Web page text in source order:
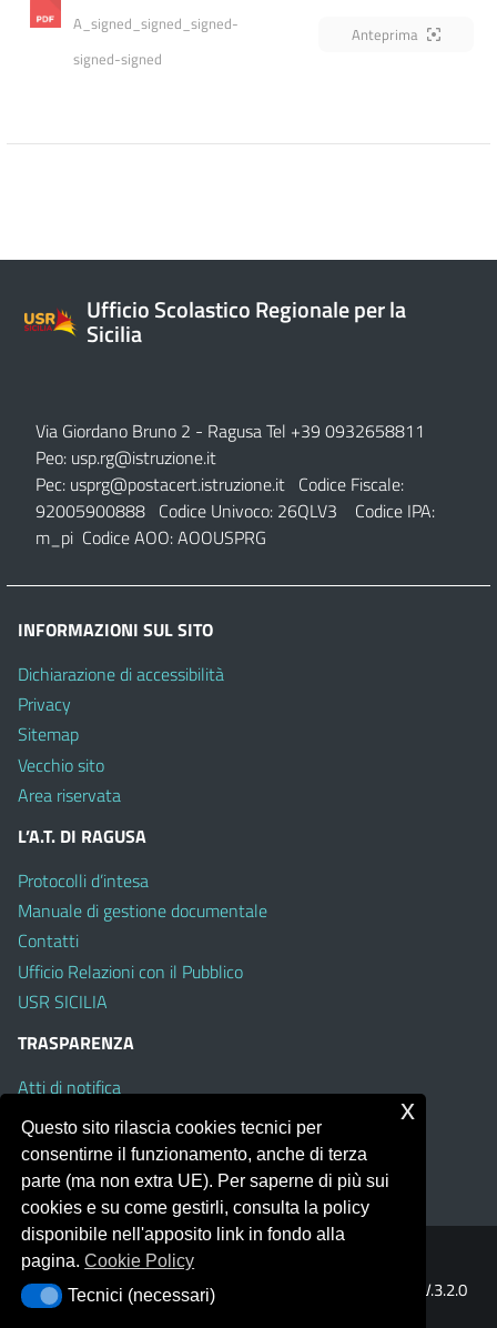
A_signed_signed_signed-
signed-signed
Anteprima
Ufficio Scolastico Regionale per la
Sicilia
Via Giordano Bruno 2 - Ragusa Tel +39 0932658811
Peo: usp.rg@istruzione.it
Pec: usprg@postacert.istruzione.it Codice Fiscale:
92005900888 Codice Univoco: 26QLV3 Codice IPA:
m_pi Codice AOO: AOOUSPRG
INFORMAZIONI SUL SITO
Dichiarazione di accessibilità
Privacy
Sitemap
Vecchio sito
Area riservata
L’A.T. DI RAGUSA
Protocolli d’intesa
Manuale di gestione documentale
Contatti
Ufficio Relazioni con il Pubblico
USR SICILIA
TRASPARENZA
Atti di notifica
Albo on line
Amministrazione Trasparente
Obiettivi di Accessibilità
Portale realizzato con la piattaforma
Template Italia configurato sul tema accessibile
V.3.2.0
(Mizar)
Questo sito rilascia cookies tecnici per
consentirne il funzionamento, anche di terza
parte (ma non extra UE). Per saperne di più sui
cookies e su come gestirli, consulta la policy
disponibile nell'apposito link in fondo alla
pagina.Cookie Policy
Tecnici (necessari)
Tecnici (necessari)
x